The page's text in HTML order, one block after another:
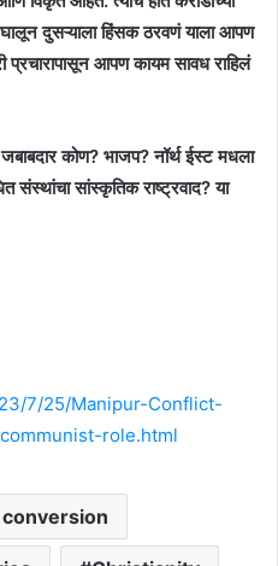
दुसऱ्याला हिंसक ठरवणं याला आपण
प्रचारापासून आपण कायम सावध राहिलं
कोण? भाजप? नॉर्थ ईस्ट मधला
संस्थांचा सांस्कृतिक राष्ट्रवाद? या
7/25/Manipur-Conflict-
role.html